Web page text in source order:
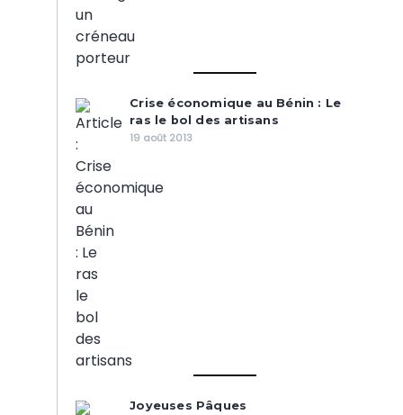
Crise économique au Bénin : Le
ras le bol des artisans
19 août 2013
Joyeuses Pâques